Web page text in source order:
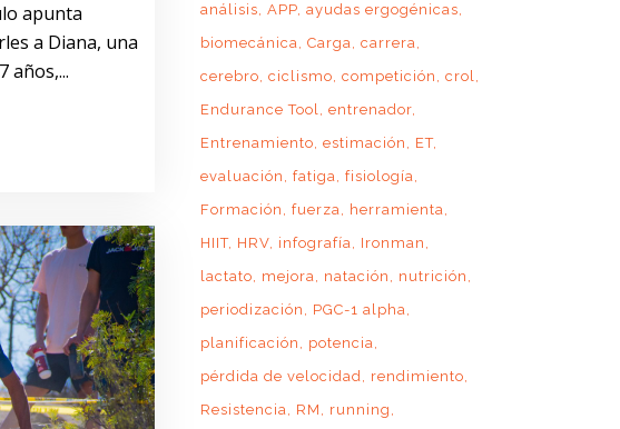
apunta
a Diana, una
años,...
análisis APP ayudas ergogénicas
biomecánica Carga carrera
cerebro ciclismo competición
crol
Endurance Tool entrenador
Entrenamiento estimación
ET
evaluación
fatiga fisiología
Formación
fuerza
herramienta
HIIT HRV infografía
Ironman
lactato
mejora natación
nutrición
periodización
PGC-1 alpha
planificación
potencia
pérdida de velocidad
rendimiento
Resistencia
RM
running